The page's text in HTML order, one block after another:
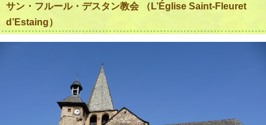
サン・フルール・デスタン教会 （L’Église Saint-Fleuret
d’Estaing）